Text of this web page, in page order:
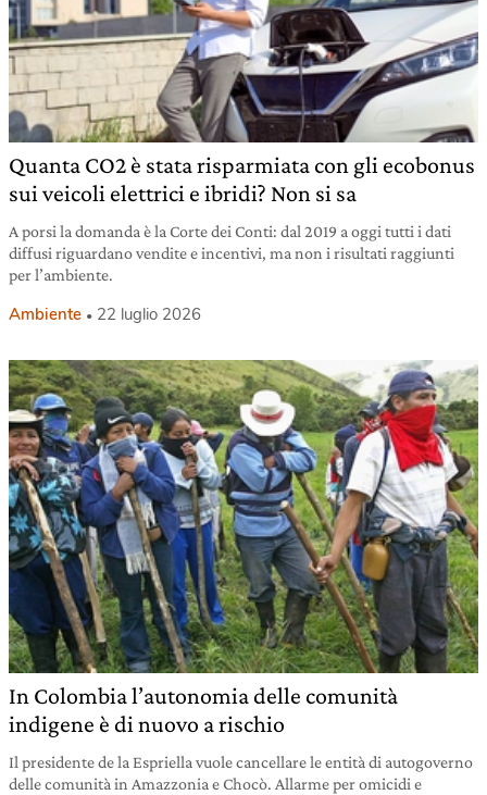
Quanta CO2 è stata risparmiata con gli ecobonus
sui veicoli elettrici e ibridi? Non si sa
A porsi la domanda è la Corte dei Conti: dal 2019 a oggi tutti i dati
diffusi riguardano vendite e incentivi, ma non i risultati raggiunti
per l’ambiente.
Ambiente 22 luglio 2026
In Colombia l’autonomia delle comunità
indigene è di nuovo a rischio
Il presidente de la Espriella vuole cancellare le entità di autogoverno
delle comunità in Amazzonia e Chocò. Allarme per omicidi e